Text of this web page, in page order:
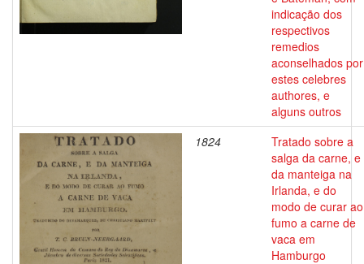
indicação dos
respectivos
remedios
aconselhados por
estes celebres
authores, e
alguns outros
1824
Tratado sobre a
salga da carne, e
da manteiga na
Irlanda, e do
modo de curar ao
fumo a carne de
vaca em
Hamburgo